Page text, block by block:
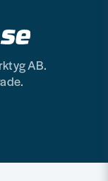
AB.